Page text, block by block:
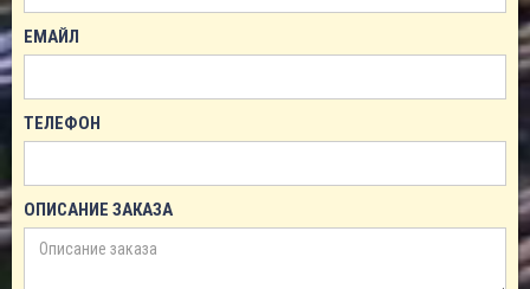
ЕМАЙЛ
ТЕЛЕФОН
ОПИСАНИЕ ЗАКАЗА